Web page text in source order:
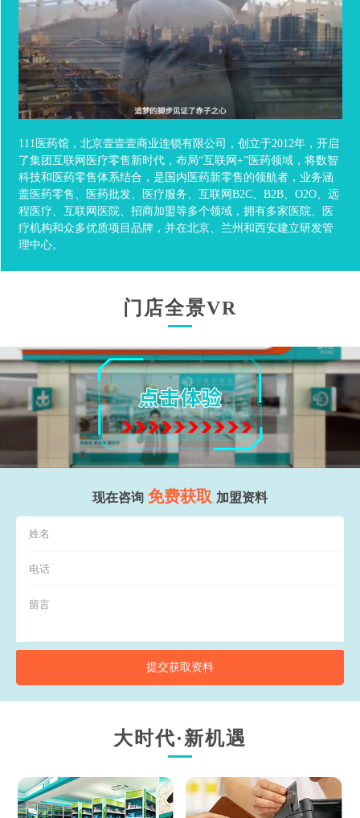
111医药馆，北京壹壹壹商业连锁有限公司，创立于2012年，开启
了集团互联网医疗零售新时代，布局“互联网+”医药领域，将数智
科技和医药零售体系结合，是国内医药新零售的领航者，业务涵
盖医药零售、医药批发、医疗服务、互联网B2C、B2B、O2O、远
程医疗、互联网医院、招商加盟等多个领域，拥有多家医院、医
疗机构和众多优质项目品牌，并在北京、兰州和西安建立研发管
理中心。
门店全景VR
现在咨询 免费获取 加盟资料
提交获取资料
大时代·新机遇